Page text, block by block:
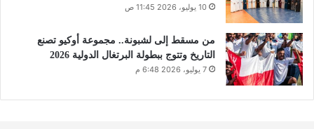
10 يوليو، 2026 11:45 ص
من مسقط إلى لشبونة.. مجموعة أوكيو تصنع
التاريخ وتتوج ببطولة البرتغال الدولية 2026
7 يوليو، 2026 6:48 م